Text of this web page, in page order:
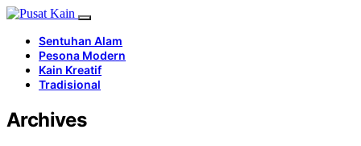
Sentuhan Alam
Pesona Modern
Kain Kreatif
Tradisional
Archives